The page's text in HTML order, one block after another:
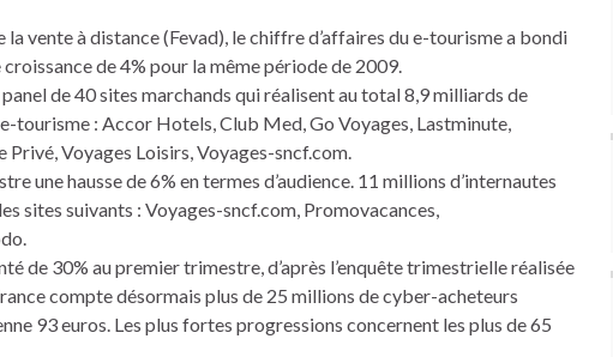
vente à distance (Fevad), le chiffre d’affaires du e-tourisme a bondi
de 4% pour la même période de 2009.
de 40 sites marchands qui réalisent au total 8,9 milliards de
tourisme : Accor Hotels, Club Med, Go Voyages, Lastminute,
Voyages Loisirs, Voyages-sncf.com.
une hausse de 6% en termes d’audience. 11 millions d’internautes
sites suivants : Voyages-sncf.com, Promovacances,
de 30% au premier trimestre, d’après l’enquête trimestrielle réalisée
compte désormais plus de 25 millions de cyber-acheteurs
93 euros. Les plus fortes progressions concernent les plus de 65